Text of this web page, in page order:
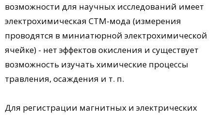
возможности для научных исследований имеет
электрохимическая СТМ-мода (измерения
проводятся в миниатюрной электрохимической
ячейке) - нет эффектов окисления и существует
возможность изучать химические процессы
травления, осаждения и т. п.
Для регистрации магнитных и электрических